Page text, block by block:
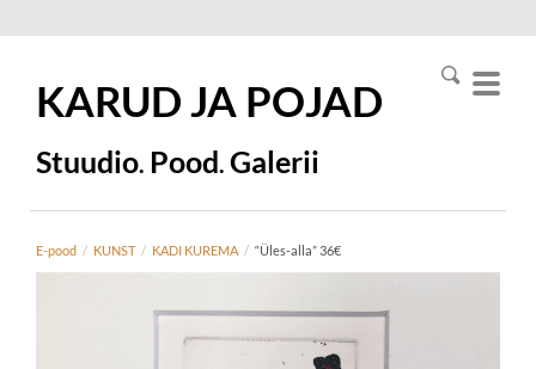
KARUD JA POJAD
Stuudio. Pood. Galerii
E-pood / KUNST / KADI KUREMA / “Üles-alla” 36€